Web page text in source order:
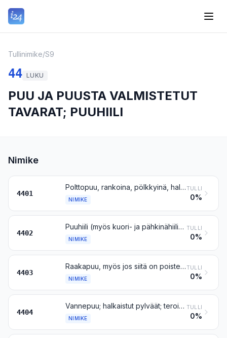
Tullinimike/S9
44 LUKU
PUU JA PUUSTA VALMISTETUT
TAVARAT; PUUHIILI
Nimike
4401
Polttopuu, rankoina, pölkkyinä, halkoina, oksina, risukimppuina tai niiden kaltaisissa muodoissa; puu lastuina ja hakkeena; sahanpuru ja puujäte, myös pölkyiksi, briketeiksi, pelleteiksi tai niiden kaltaiseen muotoon yhteenpuristettu
NIMIKE
TULLI
0%
4402
Puuhiili (myös kuori- ja pähkinähiili), myös yhteenpuristettu
NIMIKE
TULLI
0%
4403
Raakapuu, myös jos siitä on poistettu kuori tai pintapuu, tai karkeasti syrjätty puu
NIMIKE
TULLI
0%
4404
Vannepuu; halkaistut pylväät; teroitetut, mutta pituussuunnassa sahaamattomat puupaalut, -seipäät ja -kepit; puukepit, karkeasti muotoillut, mutta ei sorvatut, taivutetut eikä muulla tavalla valmistetut, kävelykeppien, sateenvarjojen, työkalujen varsien tai niiden kaltaisten tavaroiden valmistukseen soveltuvat; puusäleet ja niiden kaltaiset tavarat
NIMIKE
TULLI
0%